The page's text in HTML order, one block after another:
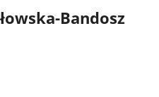
Bandosz